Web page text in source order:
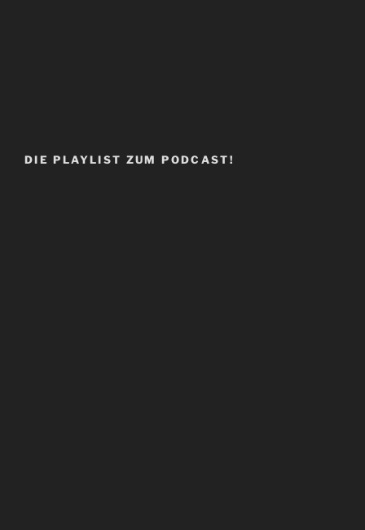
DIE PLAYLIST ZUM PODCAST!